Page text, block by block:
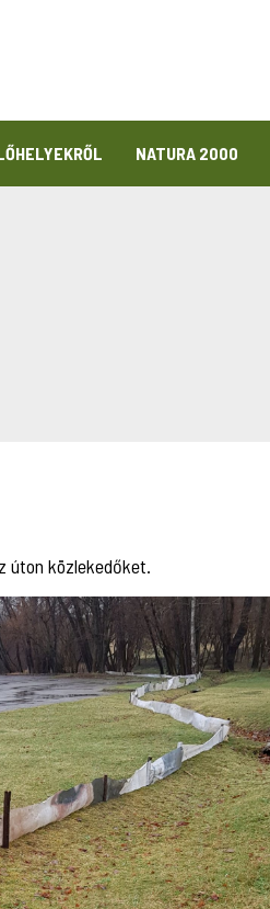
NATURA 2000
úton közlekedőket.